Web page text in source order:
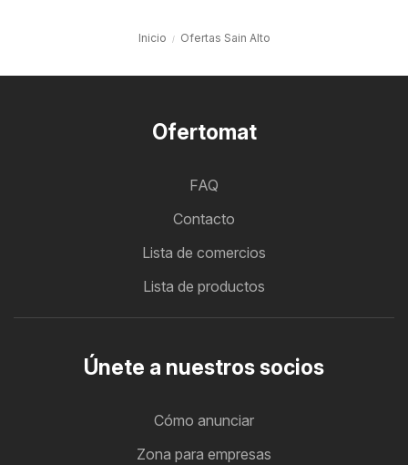
Inicio Ofertas Sain Alto
Ofertomat
FAQ
Contacto
Lista de comercios
Lista de productos
Únete a nuestros socios
Cómo anunciar
Zona para empresas